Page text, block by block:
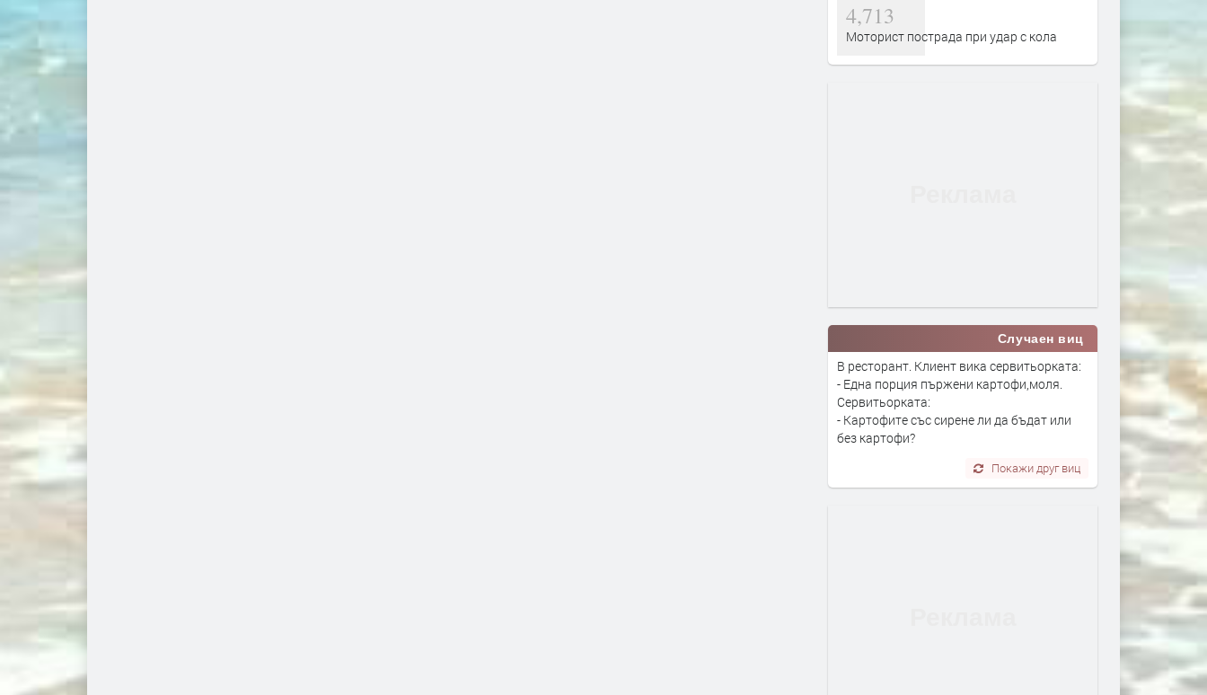
4,713
Моторист пострада при удар с кола
Случаен виц
В ресторант. Клиент вика сервитьорката:
- Една порция пържени картофи,моля.
Сервитьорката:
- Картофите със сирене ли да бъдат или
без картофи?
Покажи друг виц